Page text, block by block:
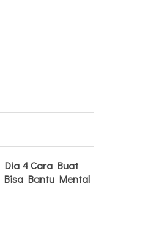
4 Cara Buat
Bisa Bantu Mental